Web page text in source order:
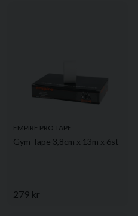
EMPIRE PRO TAPE
Gym Tape 3,8cm x 13m x 6st
279 kr